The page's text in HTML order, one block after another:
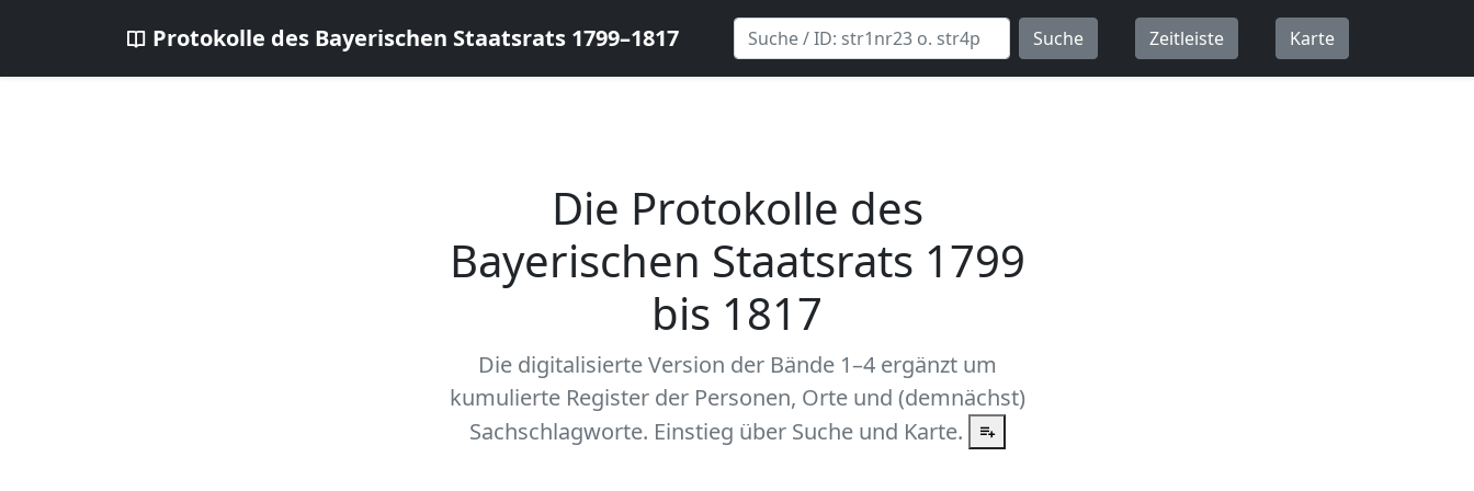
Protokolle des Bayerischen Staatsrats 1799–1817 Suche Zeitleiste Karte
Die Protokolle des
Bayerischen Staatsrats 1799
bis 1817
Die digitalisierte Version der Bände 1–4 ergänzt um
kumulierte Register der Personen, Orte und (demnächst)
Sachschlagworte. Einstieg über Suche und Karte.